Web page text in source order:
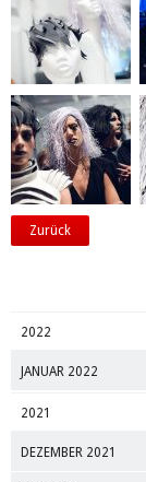
Zurück
2022
JANUAR 2022
2021
DEZEMBER 2021